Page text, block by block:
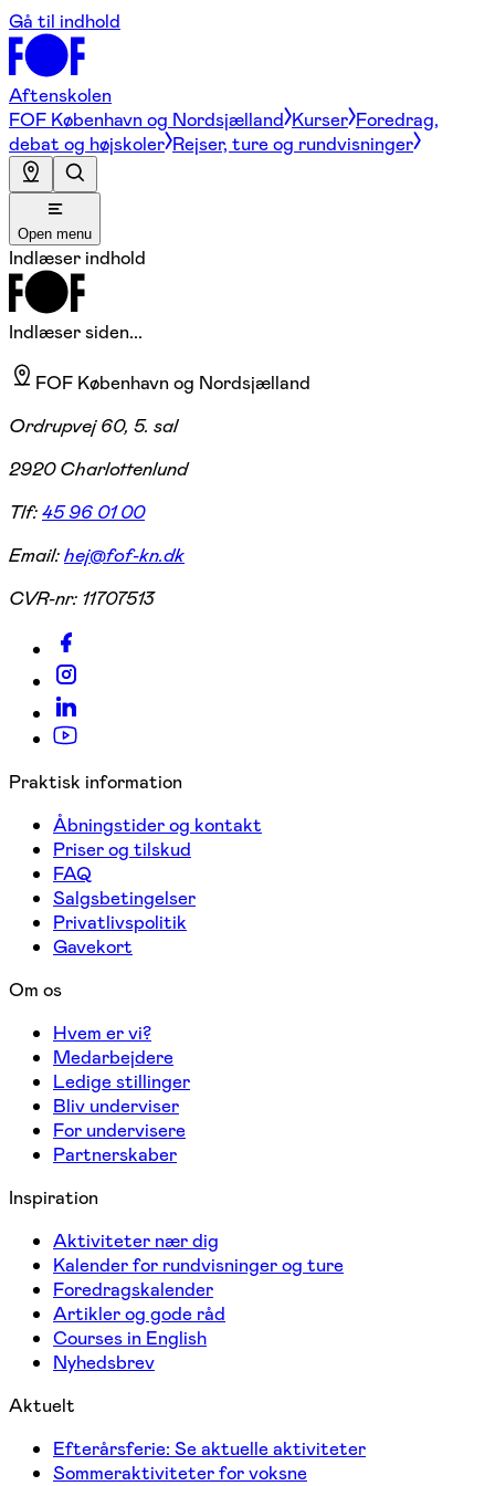
Gå til indhold
Aftenskolen
FOF København og Nordsjælland Kurser Foredrag,
debat og højskoler Rejser, ture og rundvisninger
Open menu
Indlæser indhold
Indlæser siden...
FOF København og Nordsjælland
Ordrupvej 60, 5. sal
2920 Charlottenlund
Tlf:45 96 01 00
Email:hej@fof-kn.dk
CVR-nr: 11707513
Praktisk information
Åbningstider og kontakt
Priser og tilskud
FAQ
Salgsbetingelser
Privatlivspolitik
Gavekort
Om os
Hvem er vi?
Medarbejdere
Ledige stillinger
Bliv underviser
For undervisere
Partnerskaber
Inspiration
Aktiviteter nær dig
Kalender for rundvisninger og ture
Foredragskalender
Artikler og gode råd
Courses in English
Nyhedsbrev
Aktuelt
Efterårsferie: Se aktuelle aktiviteter
Sommeraktiviteter for voksne